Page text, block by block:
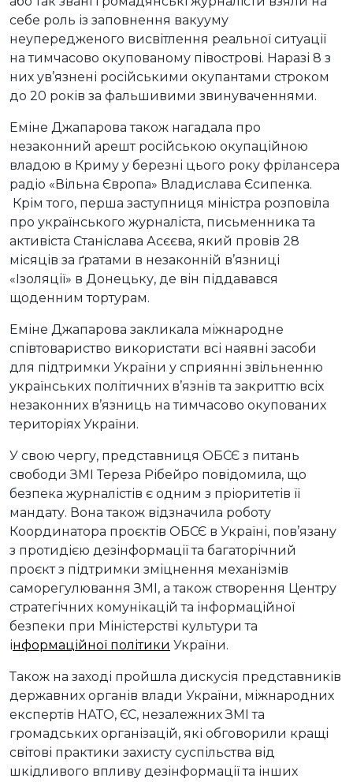
себе роль із заповнення вакууму
неупередженого висвітлення реальної ситуації
на тимчасово окупованому півострові. Наразі 8 з
них ув’язнені російськими окупантами строком
до 20 років за фальшивими звинуваченнями.
Еміне Джапарова також нагадала про
незаконний арешт російською окупаційною
владою в Криму у березні цього року фрілансера
радіо «Вільна Європа» Владислава Єсипенка.
Крім того, перша заступниця міністра розповіла
про українського журналіста, письменника та
активіста Станіслава Асєєва, який провів 28
місяців за ґратами в незаконній в’язниці
«Ізоляції» в Донецьку, де він піддавався
щоденним тортурам.
Еміне Джапарова закликала міжнародне
співтовариство використати всі наявні засоби
для підтримки України у сприянні звільненню
українських політичних в’язнів та закриттю всіх
незаконних в’язниць на тимчасово окупованих
територіях України.
У свою чергу, представниця ОБСЄ з питань
свободи ЗМІ Тереза Рібейро повідомила, що
безпека журналістів є одним з пріоритетів її
мандату. Вона також відзначила роботу
Координатора проєктів ОБСЄ в Україні, пов’язану
з протидією дезінформації та багаторічний
проєкт з підтримки зміцнення механізмів
саморегулювання ЗМІ, а також створення Центру
стратегічних комунікацій та інформаційної
безпеки при Міністерстві культури та
інформаційної політики України.
Також на заході пройшла дискусія представників
державних органів влади України, міжнародних
експертів НАТО, ЄС, незалежних ЗМІ та
громадських організацій, які обговорили кращі
світові практики захисту суспільства від
шкідливого впливу дезінформації та інших